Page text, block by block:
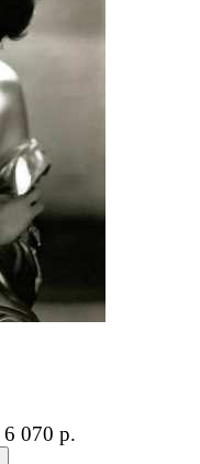
6 070 р.